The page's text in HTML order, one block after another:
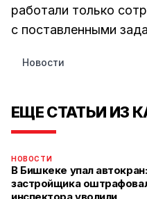
работали только
с поставленными
Новости
ЕЩЕ СТАТЬИ ИЗ
НОВОСТИ
В Бишкеке упал автокран:
застройщика